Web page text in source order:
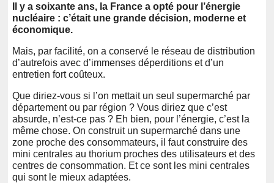
Il y a soixante ans, la France a opté pour l’énergie
nucléaire : c’était une grande décision, moderne et
économique.
Mais, par facilité, on a conservé le réseau de distribution
d’autrefois avec d’immenses déperditions et d’un
entretien fort coûteux.
Que diriez-vous si l’on mettait un seul supermarché par
département ou par région ? Vous diriez que c’est
absurde, n’est-ce pas ? Eh bien, pour l’énergie, c’est la
même chose. On construit un supermarché dans une
zone proche des consommateurs, il faut construire des
mini centrales au thorium proches des utilisateurs et des
centres de consommation. Et ce sont les mini centrales
qui sont le mieux adaptées.